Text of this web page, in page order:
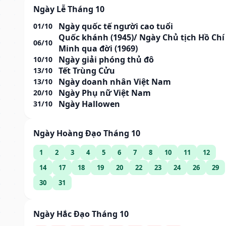
Ngày Lễ Tháng 10
01/10 Ngày quốc tế người cao tuổi
06/10
Quốc khánh (1945)/ Ngày Chủ tịch Hồ Chí
Minh qua đời (1969)
10/10 Ngày giải phóng thủ đô
13/10 Tết Trùng Cửu
13/10 Ngày doanh nhân Việt Nam
20/10 Ngày Phụ nữ Việt Nam
31/10 Ngày Hallowen
Ngày Hoàng Đạo Tháng 10
1 2 3 4 5 6 7 8 10 11
12
14
17 18 19 20 22 23 24 26
29
30
31
Ngày Hắc Đạo Tháng 10